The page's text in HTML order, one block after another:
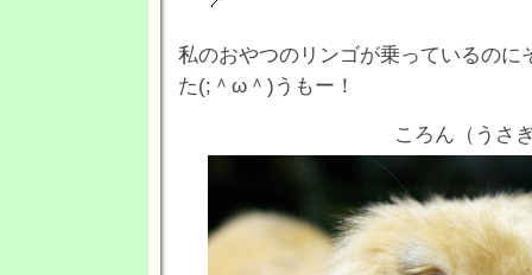
私のおやつのリンゴが乗っているのに
た(;＾ω＾)うもー！
ころん（うさ